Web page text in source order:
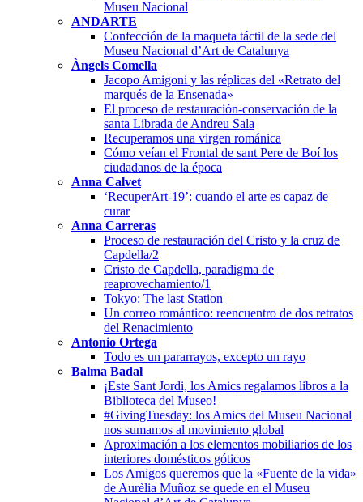
Museu Nacional
ANDARTE
Confección de la maqueta táctil de la sede del
Museu Nacional d’Art de Catalunya
Àngels Comella
Jacopo Amigoni y las réplicas del «Retrato del
marqués de la Ensenada»
El proceso de restauración-conservación de la
santa Librada de Andreu Sala
Recuperamos una virgen románica
Cómo veían el Frontal de sant Pere de Boí los
ciudadanos de la época
Anna Calvet
‘RecuperArt-19’: cuando el arte es capaz de
curar
Anna Carreras
Proceso de restauración del Cristo y la cruz de
Capdella/2
Cristo de Capdella, paradigma de
reaprovechamiento/1
Tokyo: The last Station
Un correo romántico: reencuentro de dos retratos
del Renacimiento
Antonio Ortega
Todo es un pararrayos, excepto un rayo
Balma Badal
¡Este Sant Jordi, los Amics regalamos libros a la
Biblioteca del Museo!
#GivingTuesday: los Amics del Museu Nacional
nos sumamos al movimiento global
Aproximación a los elementos mobiliarios de los
interiores domésticos góticos
Los Amigos queremos que la «Fuente de la vida»
de Aurèlia Muñoz se quede en el Museu